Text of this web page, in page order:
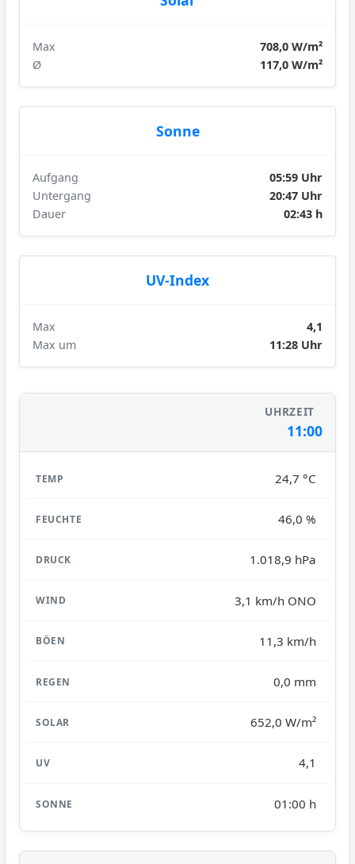
Max
708,0 W/m²
Ø
117,0 W/m²
Sonne
Aufgang
05:59 Uhr
Untergang
20:47 Uhr
Dauer
02:43 h
UV-Index
Max
4,1
Max um
11:28 Uhr
11:00
24,7 °C
46,0 %
1.018,9 hPa
3,1 km/h ONO
11,3 km/h
0,0 mm
652,0 W/m²
4,1
01:00 h